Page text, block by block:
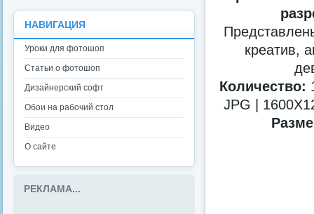
креатив,
Количество:
JPG |
НАВИГАЦИЯ
Уроки для фотошоп
Статьи о фотошоп
Дизайнерский софт
Обои на рабочий стол
Видео
О сайте
РЕКЛАМА...